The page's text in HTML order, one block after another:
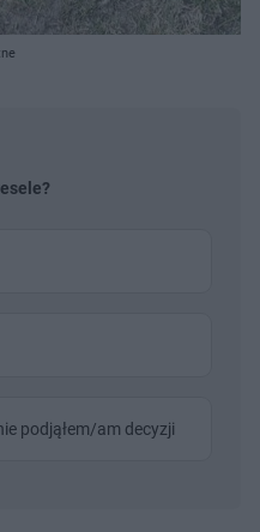
podjąłem/am decyzji